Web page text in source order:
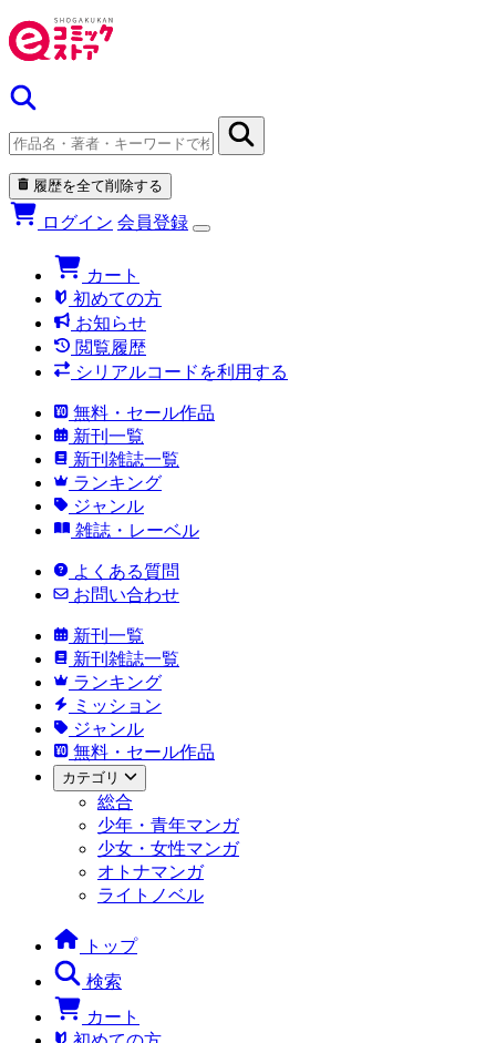
履歴を全て削除する
ログイン 会員登録
カート
初めての方
お知らせ
閲覧履歴
シリアルコードを利用する
無料・セール作品
新刊一覧
新刊雑誌一覧
ランキング
ジャンル
雑誌・レーベル
よくある質問
お問い合わせ
新刊一覧
新刊雑誌一覧
ランキング
ミッション
ジャンル
無料・セール作品
カテゴリ
総合
少年・青年マンガ
少女・女性マンガ
オトナマンガ
ライトノベル
トップ
検索
カート